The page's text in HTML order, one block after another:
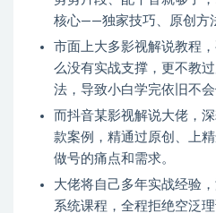
核心——独家技巧、原创方
市面上大多影视解说教程
么没有实战支撑，更不教
法，导致小白学完依旧不
而抖音某影视解说大佬，
款案例，精通过原创、上
做号的痛点和需求。
大佬将自己多年实战经验
系统课程，全程拒绝空泛